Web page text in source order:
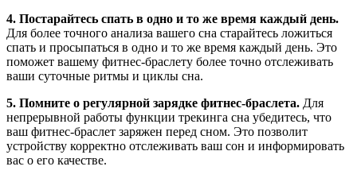
4. Постарайтесь спать в одно и то же время каждый день.
Для более точного анализа вашего сна старайтесь ложиться
спать и просыпаться в одно и то же время каждый день. Это
поможет вашему фитнес-браслету более точно отслеживать
ваши суточные ритмы и циклы сна.
5. Помните о регулярной зарядке фитнес-браслета. Для
непрерывной работы функции трекинга сна убедитесь, что
ваш фитнес-браслет заряжен перед сном. Это позволит
устройству корректно отслеживать ваш сон и информировать
вас о его качестве.